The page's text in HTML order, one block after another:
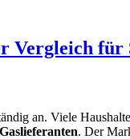
Vergleich für
an. Viele
. Der